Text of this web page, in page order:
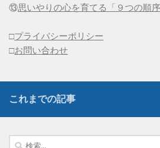
⑬思いやりの心を育てる「９つの順序
□プライバシーポリシー
□お問い合わせ
これまでの記事
検